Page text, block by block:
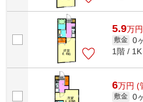
5.9万円
敷金 0
1階 /
6万円 (
敷金 0